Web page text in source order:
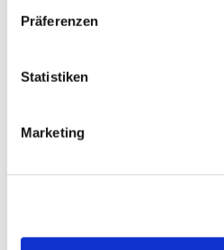
Präferenzen
Statistiken
Marketing